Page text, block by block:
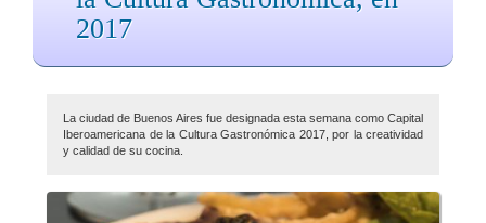
2017
La ciudad de Buenos Aires fue designada esta semana como Capital
Iberoamericana de la Cultura Gastronómica 2017, por la creatividad
y calidad de su cocina.